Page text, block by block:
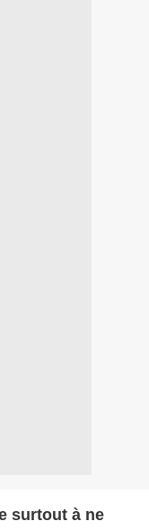
surtout à ne